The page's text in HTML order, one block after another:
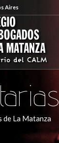
Aires
de La Matanza